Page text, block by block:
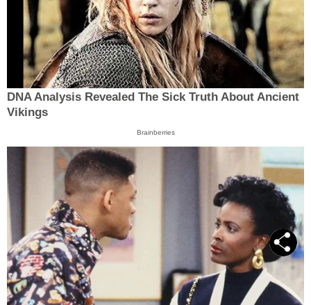
DNA Analysis Revealed The Sick Truth About Ancient
Vikings
Brainberries